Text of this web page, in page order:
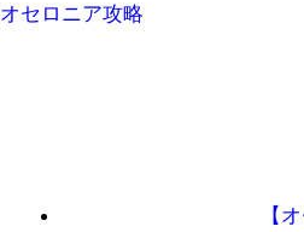
オセロニア攻略
【